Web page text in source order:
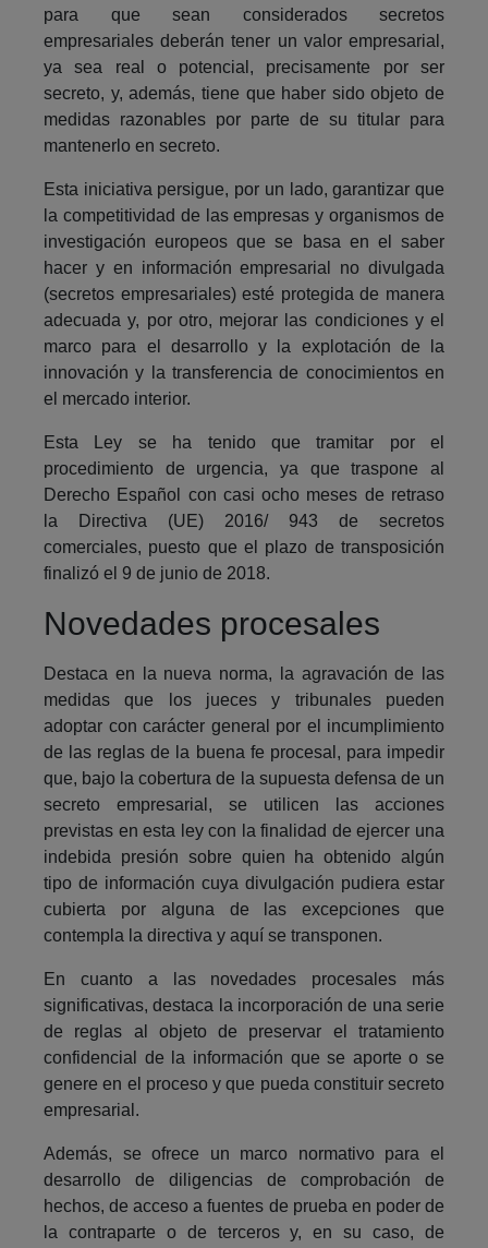
para que sean considerados secretos
empresariales deberán tener un valor empresarial,
ya sea real o potencial, precisamente por ser
secreto, y, además, tiene que haber sido objeto de
medidas razonables por parte de su titular para
mantenerlo en secreto.
Esta iniciativa persigue, por un lado, garantizar que
la competitividad de las empresas y organismos de
investigación europeos que se basa en el saber
hacer y en información empresarial no divulgada
(secretos empresariales) esté protegida de manera
adecuada y, por otro, mejorar las condiciones y el
marco para el desarrollo y la explotación de la
innovación y la transferencia de conocimientos en
el mercado interior.
Esta Ley se ha tenido que tramitar por el
procedimiento de urgencia, ya que traspone al
Derecho Español con casi ocho meses de retraso
la Directiva (UE) 2016/ 943 de secretos
comerciales, puesto que el plazo de transposición
finalizó el 9 de junio de 2018.
Novedades procesales
Destaca en la nueva norma, la agravación de las
medidas que los jueces y tribunales pueden
adoptar con carácter general por el incumplimiento
de las reglas de la buena fe procesal, para impedir
que, bajo la cobertura de la supuesta defensa de un
secreto empresarial, se utilicen las acciones
previstas en esta ley con la finalidad de ejercer una
indebida presión sobre quien ha obtenido algún
tipo de información cuya divulgación pudiera estar
cubierta por alguna de las excepciones que
contempla la directiva y aquí se transponen.
En cuanto a las novedades procesales más
significativas, destaca la incorporación de una serie
de reglas al objeto de preservar el tratamiento
confidencial de la información que se aporte o se
genere en el proceso y que pueda constituir secreto
empresarial.
Además, se ofrece un marco normativo para el
desarrollo de diligencias de comprobación de
hechos, de acceso a fuentes de prueba en poder de
la contraparte o de terceros y, en su caso, de